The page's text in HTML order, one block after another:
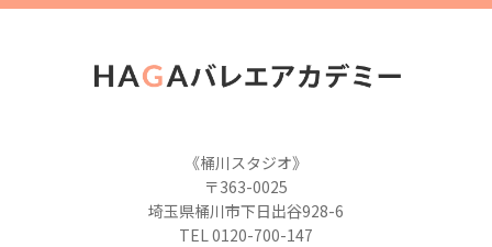
《桶川スタジオ》
〒363-0025
埼玉県桶川市下日出谷928-6
TEL 0120-700-147